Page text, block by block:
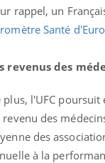
rappel, un
Santé
revenus des
plus, l'UFC
revenu des
des
à la